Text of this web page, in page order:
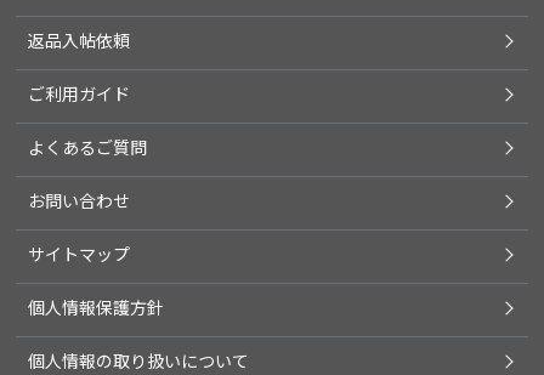
返品入帖依頼
ご利用ガイド
よくあるご質問
お問い合わせ
サイトマップ
個人情報保護方針
個人情報の取り扱いについて